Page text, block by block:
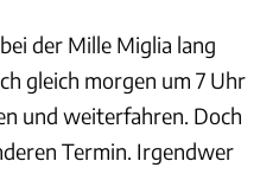
der Mille Miglia lang
gleich morgen um 7 Uhr
und weiterfahren. Doch
Termin. Irgendwer